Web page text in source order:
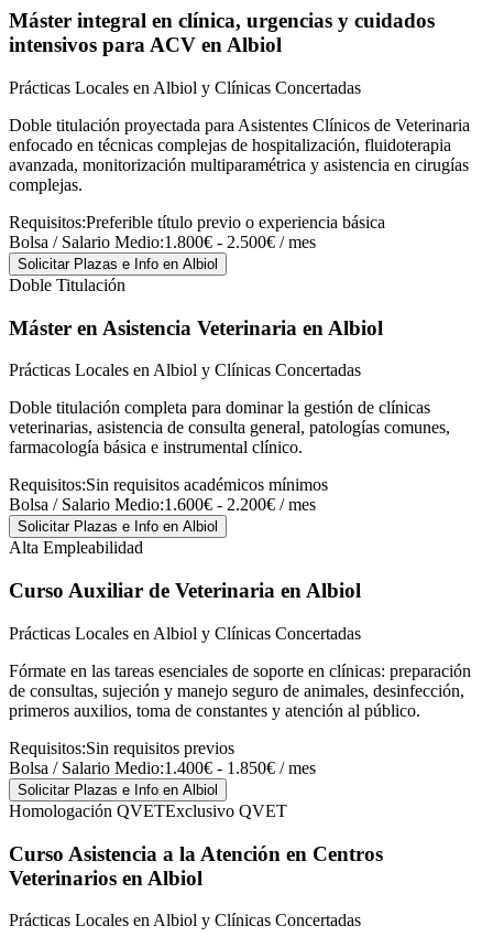
Máster integral en clínica, urgencias y cuidados
intensivos para ACV en Albiol
Prácticas Locales en Albiol y Clínicas Concertadas
Doble titulación proyectada para Asistentes Clínicos de Veterinaria
enfocado en técnicas complejas de hospitalización, fluidoterapia
avanzada, monitorización multiparamétrica y asistencia en cirugías
complejas.
Requisitos:Preferible título previo o experiencia básica
Bolsa / Salario Medio:1.800€ - 2.500€ / mes
Solicitar Plazas e Info en Albiol
Doble Titulación
Máster en Asistencia Veterinaria en Albiol
Prácticas Locales en Albiol y Clínicas Concertadas
Doble titulación completa para dominar la gestión de clínicas
veterinarias, asistencia de consulta general, patologías comunes,
farmacología básica e instrumental clínico.
Requisitos:Sin requisitos académicos mínimos
Bolsa / Salario Medio:1.600€ - 2.200€ / mes
Solicitar Plazas e Info en Albiol
Alta Empleabilidad
Curso Auxiliar de Veterinaria en Albiol
Prácticas Locales en Albiol y Clínicas Concertadas
Fórmate en las tareas esenciales de soporte en clínicas: preparación
de consultas, sujeción y manejo seguro de animales, desinfección,
primeros auxilios, toma de constantes y atención al público.
Requisitos:Sin requisitos previos
Bolsa / Salario Medio:1.400€ - 1.850€ / mes
Solicitar Plazas e Info en Albiol
Homologación QVETExclusivo QVET
Curso Asistencia a la Atención en Centros
Veterinarios en Albiol
Prácticas Locales en Albiol y Clínicas Concertadas